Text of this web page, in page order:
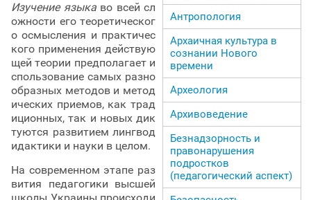
Изучение языкаво всей сл
ожности его теоретическог
о осмысления и практичес
кого применения действую
щей теории предполагает и
спользование самых разно
образных методов и метод
ических приемов, как трад
иционных, так и новых дик
туются развитием лингвод
идактики и науки в целом.
На современном этапе раз
вития педагогики высшей
Антропология
Архаичная культура в
сознании Нового
времени
Археология
Архивоведение
Безнадзорность и
правонарушения
подростков
(педагогический аспект)